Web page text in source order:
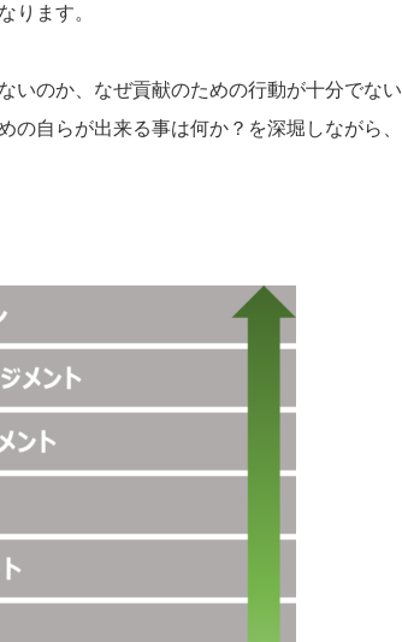
ります。
いのか、なぜ貢献のための行動が十分でな
の自らが出来る事は何か？を深堀しながら